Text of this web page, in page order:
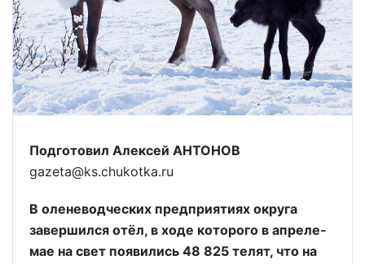
Подготовил Алексей АНТОНОВ
gazeta@ks.chukotka.ru
В оленеводческих предприятиях округа
завершился отёл, в ходе которого в апреле-
мае на свет появились 48 825 телят, что на